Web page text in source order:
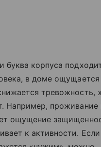
буква корпуса
в доме ощущается
тревожность,
Например, проживание
ощущение
к активности.